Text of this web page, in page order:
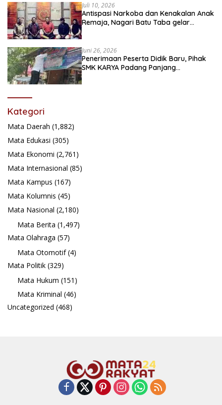
Juli 10, 2026
Antispasi Narkoba dan Kenakalan Anak
Remaja, Nagari Batu Taba gelar
Juni 26, 2026
Penerimaan Peserta Didik Baru, Pihak
SMK KARYA Padang Panjang
Kategori
Mata Daerah (1,882)
Mata Edukasi (305)
Mata Ekonomi (2,761)
Mata Internasional (85)
Mata Kampus (167)
Mata Kolumnis (45)
Mata Nasional (2,180)
Mata Berita (1,497)
Mata Olahraga (57)
Mata Otomotif(4)
Mata Politik (329)
Mata Hukum (151)
Mata Kriminal (46)
Uncategorized (468)